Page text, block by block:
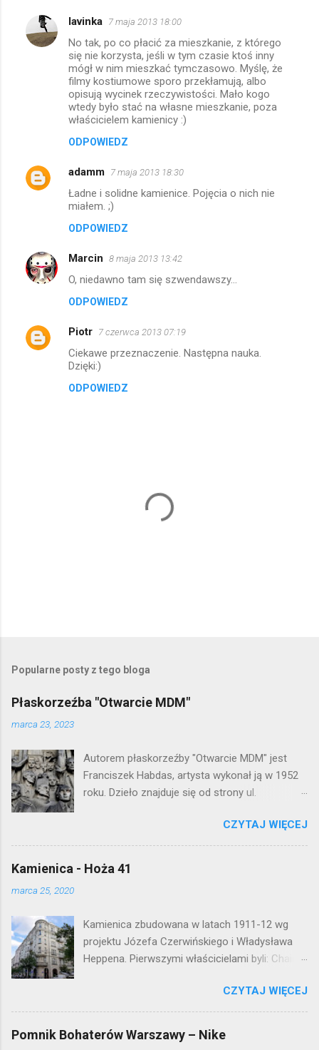
lavinka 7 maja 2013 18:00
No tak, po co płacić za mieszkanie, z którego
się nie korzysta, jeśli w tym czasie ktoś inny
mógł w nim mieszkać tymczasowo. Myślę, że
filmy kostiumowe sporo przekłamują, albo
opisują wycinek rzeczywistości. Mało kogo
wtedy było stać na własne mieszkanie, poza
właścicielem kamienicy :)
ODPOWIEDZ
adamm 7 maja 2013 18:30
Ładne i solidne kamienice. Pojęcia o nich nie
miałem. ;)
ODPOWIEDZ
Marcin 8 maja 2013 13:42
O, niedawno tam się szwendawszy...
ODPOWIEDZ
Piotr 7 czerwca 2013 07:19
Ciekawe przeznaczenie. Następna nauka.
Dzięki:)
ODPOWIEDZ
e
i
j
o
m
e
n
t
a
Popularne posty z tego bloga
Płaskorzeźba "Otwarcie MDM"
marca 23, 2023
Autorem płaskorzeźby "Otwarcie MDM" jest
Franciszek Habdas, artysta wykonał ją w 1952
roku. Dzieło znajduje się od strony ul.
warszawskiej flagowej inwestycji
mieszkaniowej lat 50. Lokalizacja: Śródmieście
CZYTAJ WIĘCEJ
Kamienica - Hoża 41
marca 25, 2020
Kamienica zbudowana w latach 1911-12 wg
projektu Józefa Czerwińskiego i Władysława
Heppena. Pierwszymi właścicielami byli: Chaim
kamienica była zamieszkała przez
pracowników Elektrowni Warszawskiej. Ten
okazały budynek wyszedł bez szwanku z II
wojny światowej. Lokalizacja: Śródmieście
CZYTAJ WIĘCEJ
Pomnik Bohaterów Warszawy – Nike